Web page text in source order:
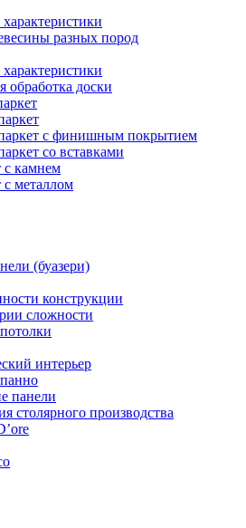
разных пород
обработка доски
с финишным покрытием
со вставками
с камнем
с металлом
(буазери)
конструкции
сложности
интерьер
панели
столярного производства